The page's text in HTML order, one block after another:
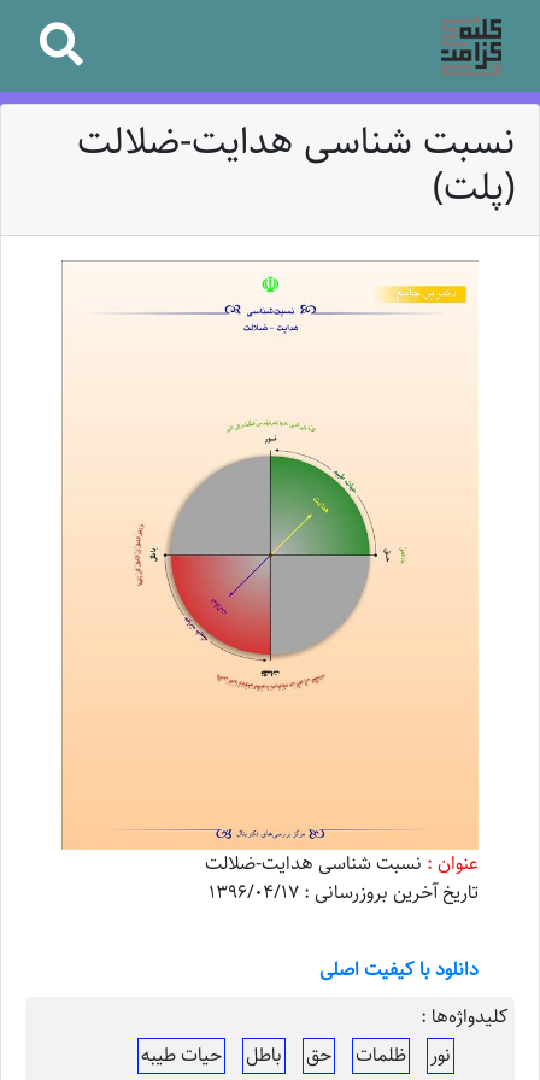
نسبت شناسی هدایت-ضلالت
(پلت)
عنوان : نسبت شناسی هدایت-ضلالت
تاریخ آخرین بروزرسانی : 1396/04/17
دانلود با کیفیت اصلی
کلیدواژه‌ها :
نور
ظلمات حق باطل حیات طیبه